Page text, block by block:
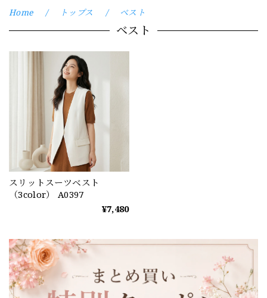
Home トップス ベスト
ベスト
スリットスーツベスト
（3color） A0397
¥7,480